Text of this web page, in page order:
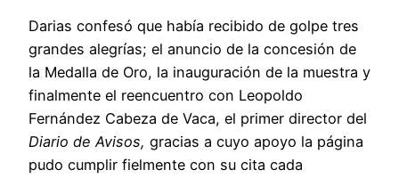
Darias confesó que había recibido de golpe tres
grandes alegrías; el anuncio de la concesión de
la Medalla de Oro, la inauguración de la muestra y
finalmente el reencuentro con Leopoldo
Fernández Cabeza de Vaca, el primer director del
Diario de Avisos, gracias a cuyo apoyo la página
pudo cumplir fielmente con su cita cada